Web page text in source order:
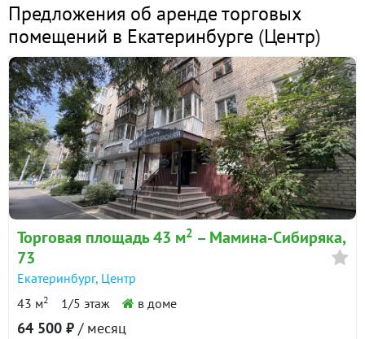
Предложения об аренде торговых
помещений в Екатеринбурге (Центр)
Торговая площадь 43 м2 – Мамина-Сибиряка,
73
Екатеринбург, Центр
43 м2 1/5 этаж в доме
64 500 ₽ / месяц